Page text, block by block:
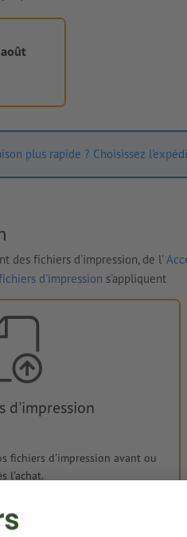
plus rapide ? Choisissez
des fichiers d'impression, de l'
d'impression s'appliquent
d'impression
fichiers d'impression avant ou
l'achat.
mes fichiers